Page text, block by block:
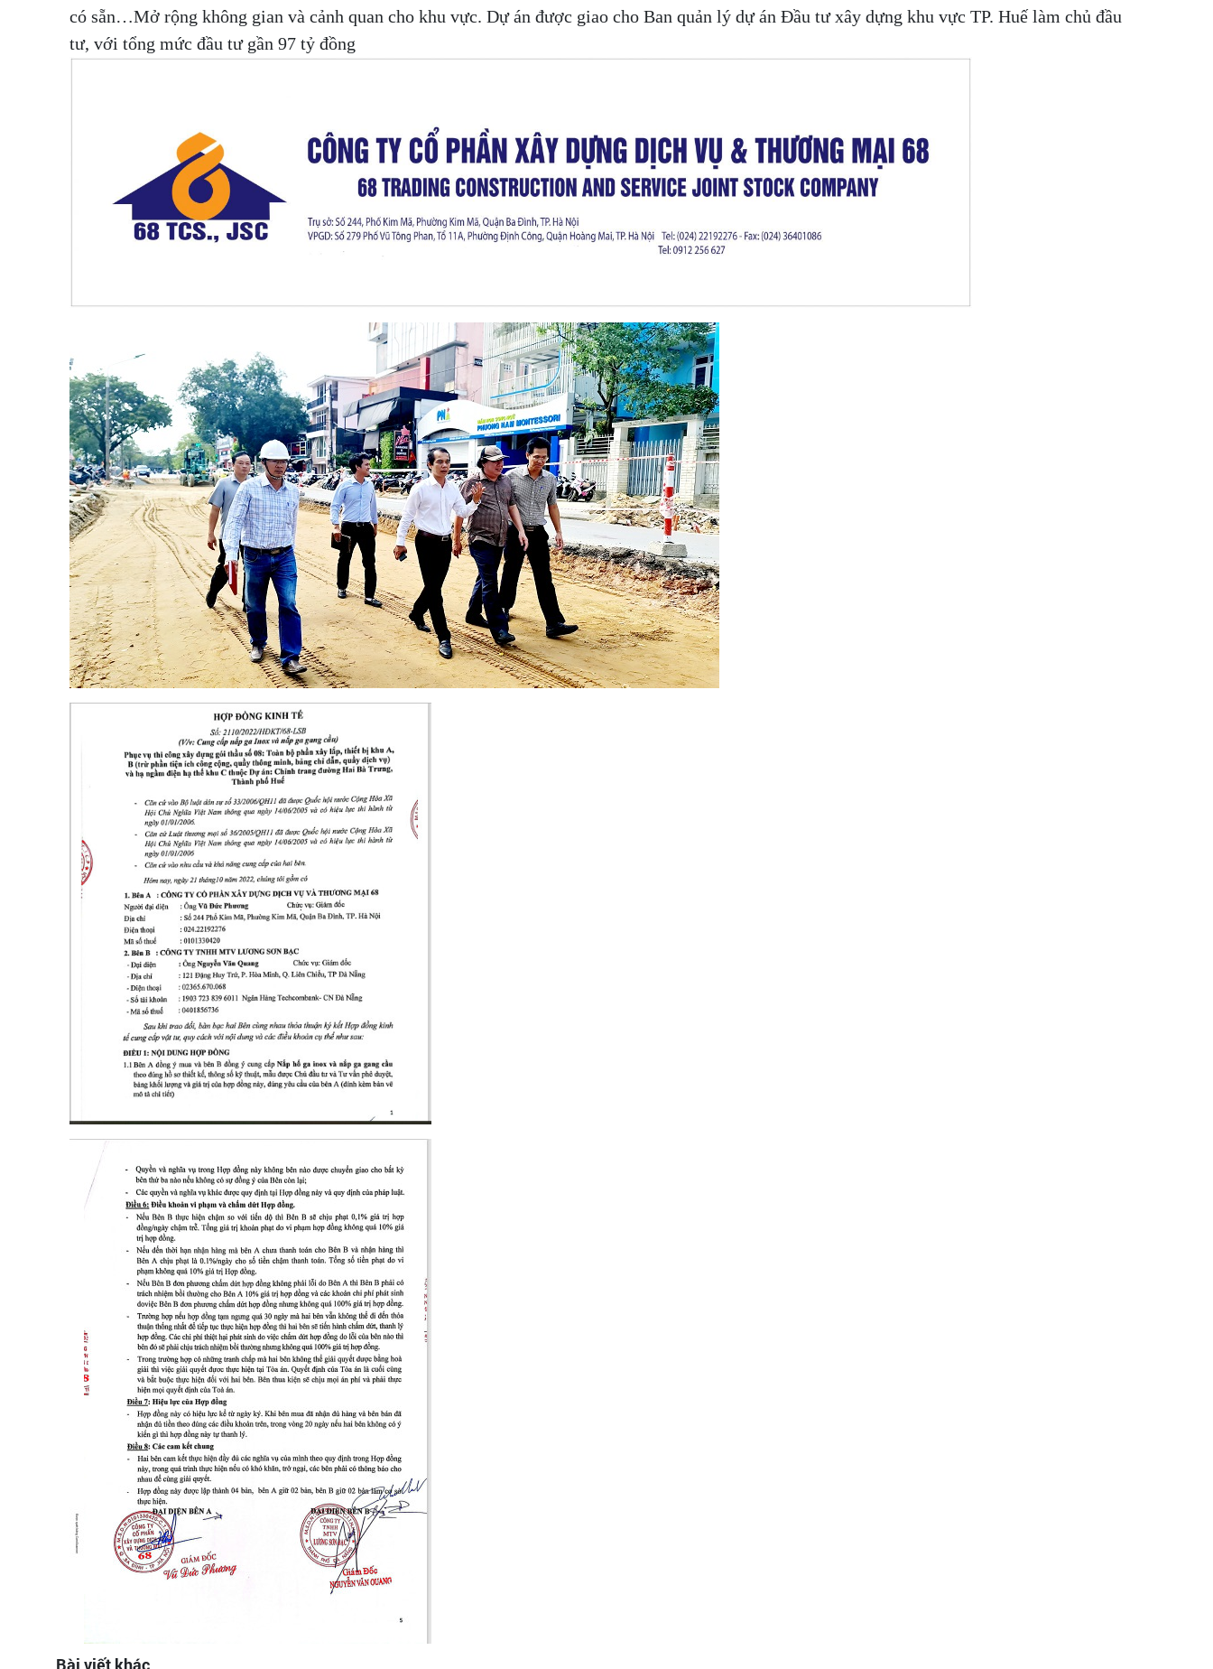
có sẵn…Mở rộng không gian và cảnh quan cho khu vực. Dự án được giao cho Ban quản lý dự án Đầu tư xây dựng khu vực TP. Huế làm chủ đầu
tư, với tổng mức đầu tư gần 97 tỷ đồng
Bài viết khác